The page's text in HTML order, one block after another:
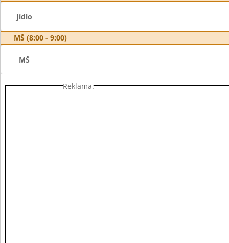
Jídlo
MŠ (8:00 - 9:00)
MŠ
Reklama: